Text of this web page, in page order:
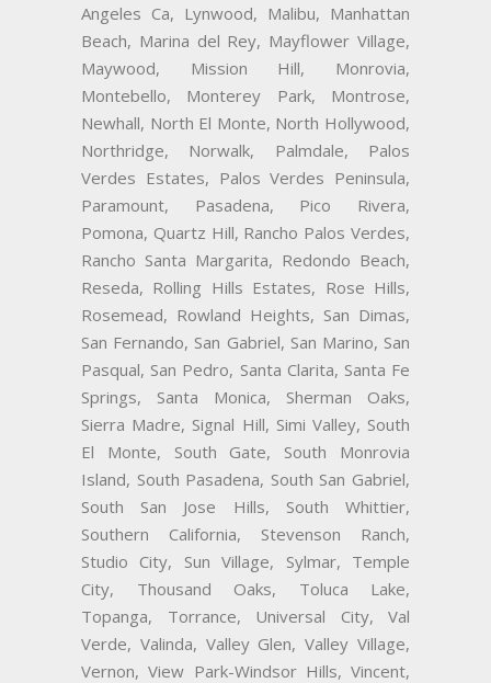
Angeles Ca, Lynwood, Malibu, Manhattan
Beach, Marina del Rey, Mayflower Village,
Maywood, Mission Hill, Monrovia,
Montebello, Monterey Park, Montrose,
Newhall, North El Monte, North Hollywood,
Northridge, Norwalk, Palmdale, Palos
Verdes Estates, Palos Verdes Peninsula,
Paramount, Pasadena, Pico Rivera,
Pomona, Quartz Hill, Rancho Palos Verdes,
Rancho Santa Margarita, Redondo Beach,
Reseda, Rolling Hills Estates, Rose Hills,
Rosemead, Rowland Heights, San Dimas,
San Fernando, San Gabriel, San Marino, San
Pasqual, San Pedro, Santa Clarita, Santa Fe
Springs, Santa Monica, Sherman Oaks,
Sierra Madre, Signal Hill, Simi Valley, South
El Monte, South Gate, South Monrovia
Island, South Pasadena, South San Gabriel,
South San Jose Hills, South Whittier,
Southern California, Stevenson Ranch,
Studio City, Sun Village, Sylmar, Temple
City, Thousand Oaks, Toluca Lake,
Topanga, Torrance, Universal City, Val
Verde, Valinda, Valley Glen, Valley Village,
Vernon, View Park-Windsor Hills, Vincent,